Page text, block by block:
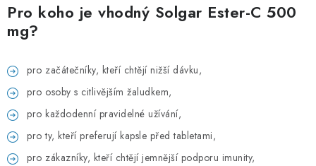
Pro koho je vhodný Solgar Ester-C 500
mg?
pro začátečníky, kteří chtějí nižší dávku,
pro osoby s citlivějším žaludkem,
pro každodenní pravidelné užívání,
pro ty, kteří preferují kapsle před tabletami,
pro zákazníky, kteří chtějí jemnější podporu imunity,